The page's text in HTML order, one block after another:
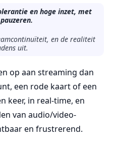
en hoge inzet, met
en de realiteit
uit.
op aan streaming dan
een rode kaart of een
keer, in real-time, en
van audio/video-
en frustrerend.